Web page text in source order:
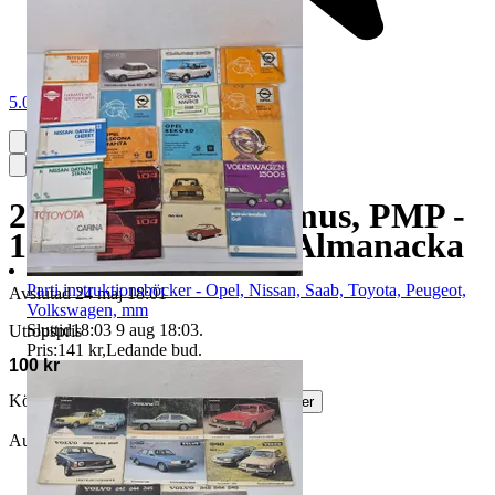
5.0
2st kalendrar - Primus, PMP -
1895-1975 - 1993 - Almanacka
Avslutad 24 maj 18:01
Utropspris
100 kr
Köparskydd är valfritt hos företag. Läs mer
Auktionen avslutades utan bud
Parti instruktionsböcker - Opel, Nissan, Saab, Toyota, Peugeot,
Volkswagen, mm
Sluttid18:03 9 aug 18:03.
Pris:141 kr,Ledande bud.